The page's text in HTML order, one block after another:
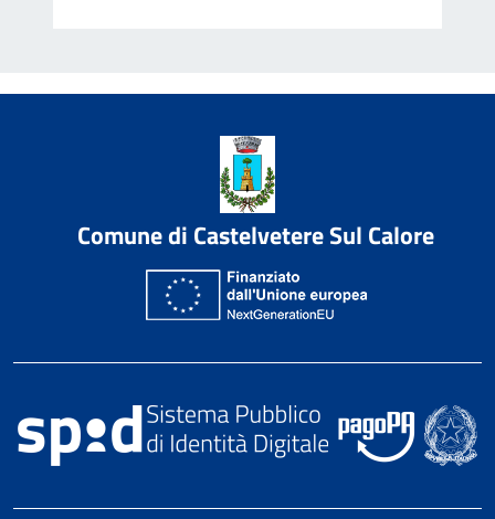
Comune di Castelvetere Sul Calore